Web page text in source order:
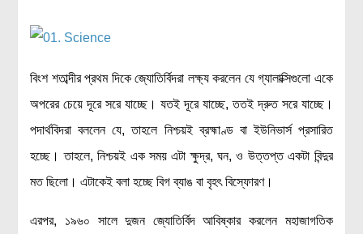
প্রায়োগিক বিজ্ঞান
পরিবেশ বিজ্ঞান
প্রকৃতি
প্রাকৃতিক দুর্যোগ
জলবায়ু পরিবর্তন
পরিবেশ দূষণ
বিংশ শতাব্দীর প্রথম দিকে জ্যোতির্বিদরা লক্ষ্য করলেন যে গ্যালাক্সিগুলো একে
অপরের চেয়ে দূরে সরে যাচ্ছে। যতইদূরে যাচ্ছে, ততই দ্রুত সরে যাচ্ছে।
পদার্থবিদরা বললেন যে, তাহলে নিশ্চয়ই ব্রহ্মাণ্ড বা ইউনিভার্স প্রসারিত
হচ্ছে। তাহলে, নিশ্চয়ই এক সময় এটা ক্ষুদ্র, ঘন, ও উত্তপ্ত একটা বিন্দুর
মত ছিলো। এটাকেই বলা হচ্ছে বিগ ব্যাঙ বা বৃহৎ বিস্ফোরণ।
এরপর, ১৯৬০ সালে দুজন জ্যোতির্বিদ আবিষ্কার করলেন মহাজাগতিক